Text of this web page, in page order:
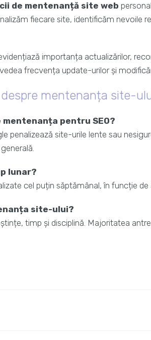
de mentenanță site web
fiecare site, identificăm nevoile
importanța actualizărilor,
frecvența update-urilor și
mentenanța site-
pentru SEO?
penalizează site-urile lente sau
lunar?
cel puțin săptămânal, în funcție
site-ului?
timp și disciplină. Majoritatea